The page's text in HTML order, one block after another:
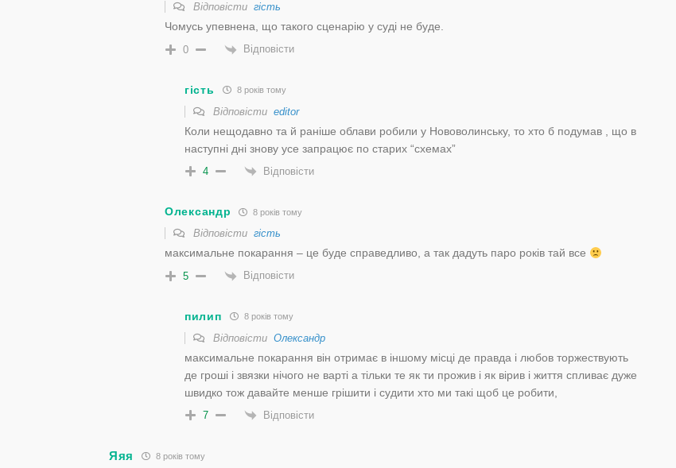
Відповісти гість
Чомусь упевнена, що такого сценарію у суді не буде.
0 Відповісти
гість 8 років тому
Відповісти editor
Коли нещодавно та й раніше облави робили у Нововолинську, то хто б подумав , що в
наступні дні знову усе запрацює по старих “схемах”
4 Відповісти
Олександр 8 років тому
Відповісти гість
максимальне покарання – це буде справедливо, а так дадуть паро років тай все
5 Відповісти
пилип 8 років тому
Відповісти Олександр
максимальне покарання він отримає в іншому місці де правда і любов торжествують
де гроші і звязки нічого не варті а тільки те як ти прожив і як вірив і життя спливає дуже
швидко тож давайте менше грішити і судити хто ми такі щоб це робити,
7 Відповісти
Яяя 8 років тому